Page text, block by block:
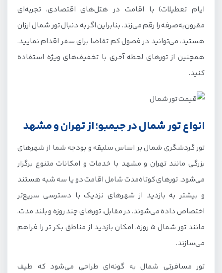
ایام تعطیلات) با اقامت در هتل‌های اقتصادی، تجربه‌ای
مقرون‌به‌صرفه را رقم می‌زند. بنابراین اگر به دنبال تور شمال ارزان
هستید، می‌توانید در فصول کم تقاضا برای سفر اقدام نمایید.
همچنین از تورهای لحظه آخری با تخفیف‌های ویژه استفاده
کنید.
انواع تور شمال در جیمبو؛ از تهران و مشهد
تور گردشگری شمال بر اساس سلیقه و بودجه شما از شهرهای
بزرگی مانند تهران و مشهد با خدمات و امکانات متنوع برگزار
می‌شود. تورهای کوتاه‌مدت شامل اقامت دو یا سه شبه هستند
و بیشتر به بازدید از شهرهای نزدیک با دسترسی سریع‌تر
اختصاص داده می‌شوند. در مقابل، تورهای چند روزه و بلند مدت،
مانند تور شمال 5 روزه، امکان بازدید از مناطق بکر تر را فراهم
می‌سازند.
تور مسافرتی شمال به گونه‌ای طراحی می‌شود که طیف